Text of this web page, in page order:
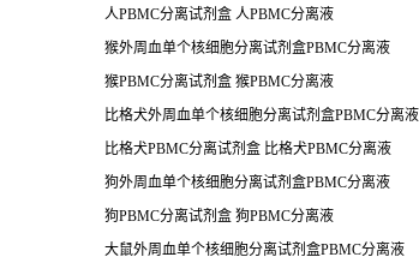
人PBMC分离试剂盒 人PBMC分离液
猴外周血单个核细胞分离试剂盒PBMC分离液
猴PBMC分离试剂盒 猴PBMC分离液
比格犬外周血单个核细胞分离试剂盒PBMC分离液
比格犬PBMC分离试剂盒 比格犬PBMC分离液
狗外周血单个核细胞分离试剂盒PBMC分离液
狗PBMC分离试剂盒 狗PBMC分离液
大鼠外周血单个核细胞分离试剂盒PBMC分离液